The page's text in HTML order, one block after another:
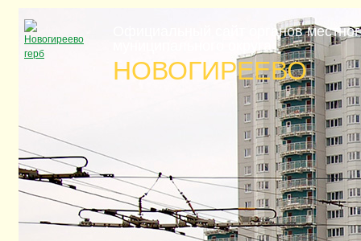
Официальный сайт органов
муниципального округа
НОВОГИРЕЕВО